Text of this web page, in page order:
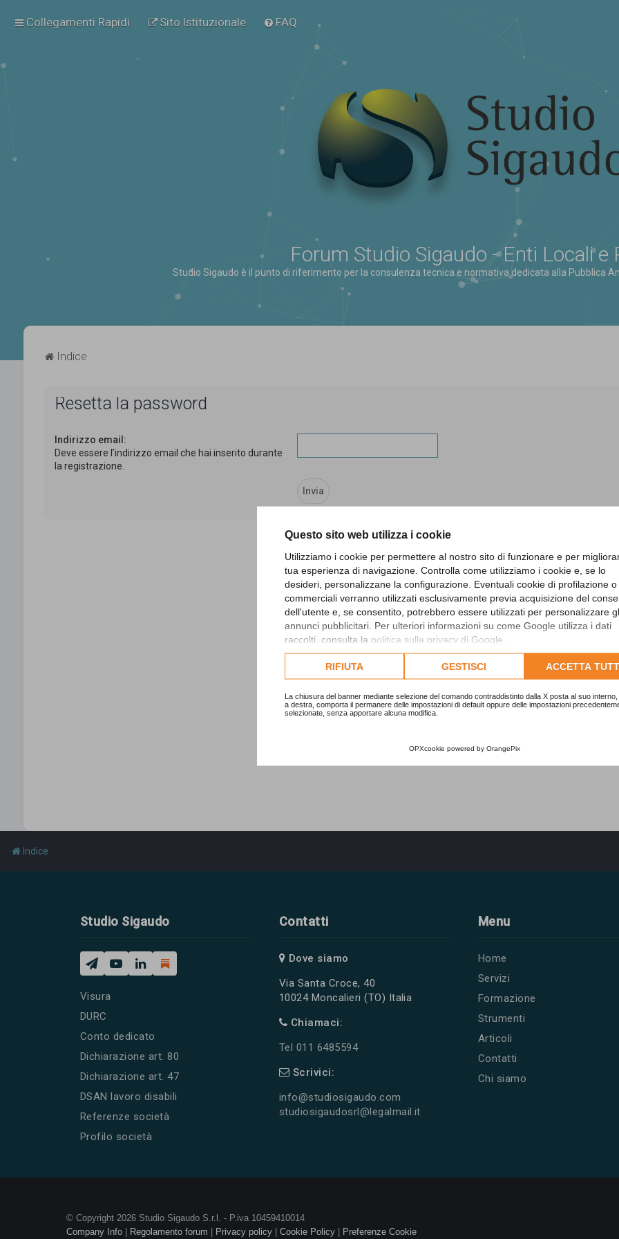
Questo sito web utilizza i cookie
Utilizziamo i cookie per permettere al nostro sito di funzionare e per
tua esperienza di navigazione. Controlla come utilizziamo i cookie e, se lo
desideri, personalizzane la configurazione. Eventuali cookie di profilazione o
commerciali verranno utilizzati esclusivamente previa acquisizione del
dell'utente e, se consentito, potrebbero essere utilizzati per personalizzare
annunci pubblicitari. Per ulteriori informazioni su come Google utilizza i dati
raccolti, consulta la politica sulla privacy di Google
Consulta l'informativa cookie completa.
RIFIUTA GESTISCI ACCETTA
La chiusura del banner mediante selezione del comando contraddistinto dalla X posta al suo interno,
a destra, comporta il permanere delle impostazioni di default oppure delle impostazioni
selezionate, senza apportare alcuna modifica.
OPXcookie powered by OrangePix
Collegamenti Rapidi Sito Istituzionale FAQ
Forum Studio Sigaudo - Enti Locali e
Studio Sigaudo è il punto di riferimento per la consulenza tecnica e normativa dedicata alla Pubblica
Indice
Resetta la password
Indirizzo email:
Deve essere l’indirizzo email che hai inserito durante
la registrazione.
Indice
Studio Sigaudo
Visura
DURC
Conto dedicato
Dichiarazione art. 80
Dichiarazione art. 47
DSAN lavoro disabili
Referenze società
Profilo società
Contatti
Dove siamo
Via Santa Croce, 40
10024 Moncalieri (TO) Italia
Chiamaci:
Tel 011 6485594
Scrivici:
info@studiosigaudo.com
studiosigaudosrl@legalmail.it
Menu
Home
Servizi
Formazione
Strumenti
Articoli
Contatti
Chi siamo
© Copyright 2026 Studio Sigaudo S.r.l. - P.iva 10459410014
Company Info
Regolamento forum Privacy policy Cookie Policy Preferenze Cookie